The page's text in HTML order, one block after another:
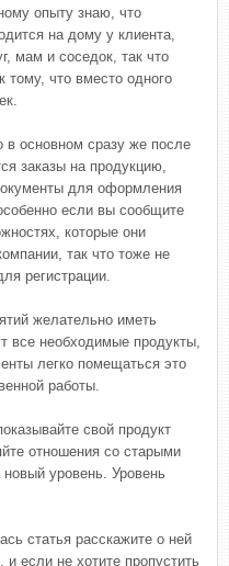
опыту знаю, что
на дому у клиента,
мам и соседок, так что
тому, что вместо одного
в основном сразу же после
заказы на продукцию,
для оформления
если вы сообщите
которые они
так что тоже не
регистрации.
желательно иметь
все необходимые продукты,
легко помещаться это
работы.
свой продукт
отношения со старыми
уровень. Уровень
статья расскажите о ней
если не хотите пропустить